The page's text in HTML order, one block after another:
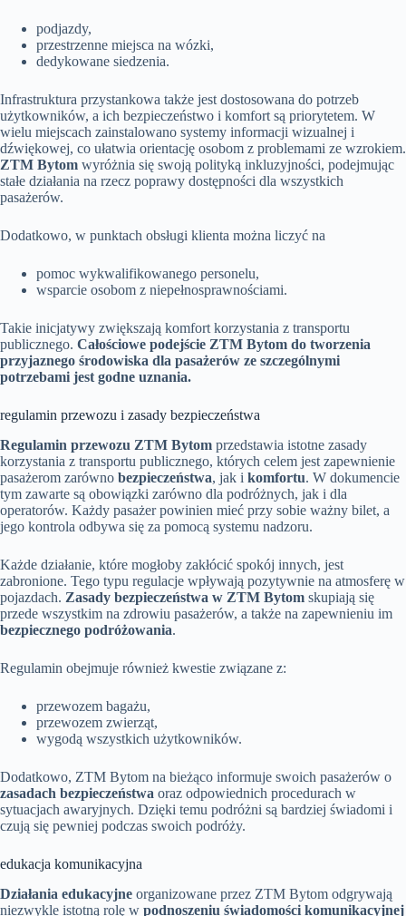
podjazdy,
przestrzenne miejsca na wózki,
dedykowane siedzenia.
Infrastruktura przystankowa także jest dostosowana do potrzeb
użytkowników, a ich bezpieczeństwo i komfort są priorytetem. W
wielu miejscach zainstalowano systemy informacji wizualnej i
dźwiękowej, co ułatwia orientację osobom z problemami ze wzrokiem.
ZTM Bytom wyróżnia się swoją polityką inkluzyjności, podejmując
stałe działania na rzecz poprawy dostępności dla wszystkich
pasażerów.
Dodatkowo, w punktach obsługi klienta można liczyć na
pomoc wykwalifikowanego personelu,
wsparcie osobom z niepełnosprawnościami.
Takie inicjatywy zwiększają komfort korzystania z transportu
publicznego. Całościowe podejście ZTM Bytom do tworzenia
przyjaznego środowiska dla pasażerów ze szczególnymi
potrzebami jest godne uznania.
regulamin przewozu i zasady bezpieczeństwa
Regulamin przewozu ZTM Bytom przedstawia istotne zasady
korzystania z transportu publicznego, których celem jest zapewnienie
pasażerom zarówno bezpieczeństwa, jak i komfortu. W dokumencie
tym zawarte są obowiązki zarówno dla podróżnych, jak i dla
operatorów. Każdy pasażer powinien mieć przy sobie ważny bilet, a
jego kontrola odbywa się za pomocą systemu nadzoru.
Każde działanie, które mogłoby zakłócić spokój innych, jest
zabronione. Tego typu regulacje wpływają pozytywnie na atmosferę w
pojazdach. Zasady bezpieczeństwa w ZTM Bytom skupiają się
przede wszystkim na zdrowiu pasażerów, a także na zapewnieniu im
bezpiecznego podróżowania.
Regulamin obejmuje również kwestie związane z:
przewozem bagażu,
przewozem zwierząt,
wygodą wszystkich użytkowników.
Dodatkowo, ZTM Bytom na bieżąco informuje swoich pasażerów o
zasadach bezpieczeństwa oraz odpowiednich procedurach w
sytuacjach awaryjnych. Dzięki temu podróżni są bardziej świadomi i
czują się pewniej podczas swoich podróży.
edukacja komunikacyjna
Działania edukacyjne organizowane przez ZTM Bytom odgrywają
niezwykle istotną rolę w podnoszeniu świadomości komunikacyjnej